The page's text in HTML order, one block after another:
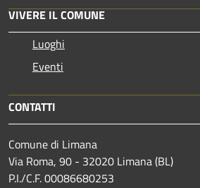
VIVERE IL COMUNE
Luoghi
Eventi
CONTATTI
Comune di Limana
Via Roma, 90 - 32020 Limana (BL)
P.I./C.F. 00086680253